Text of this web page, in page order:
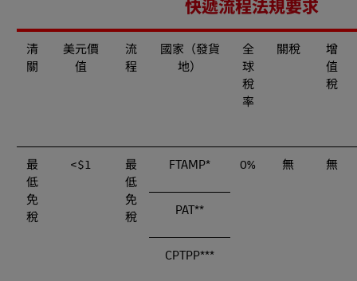
快遞流程法規要求
清
關
美元價
值
流
程
國家（發貨
地）
全
球
稅
率
關稅
增
值
稅
最
低
免
稅
<$1
最
低
免
稅
FTAMP* 0% 無 無
PAT**
CPTPP***